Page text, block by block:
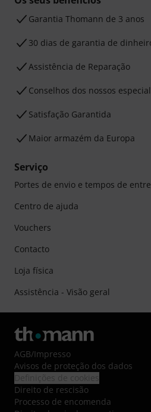
Garantia Thomann de 3 anos
30 dias de garantia de
Assistência de Reparação
Conselhos dos nossos
Satisfação Garantida
Maior armazém da Europa
Serviço
Portes de envio e tempos de
Centro de ajuda
Vouchers
Contacto
Loja física
Assistência - Visão geral
AGB/Impresso
Avisos de proteção dos dados
Direito de rescisão
Processo de encomenda